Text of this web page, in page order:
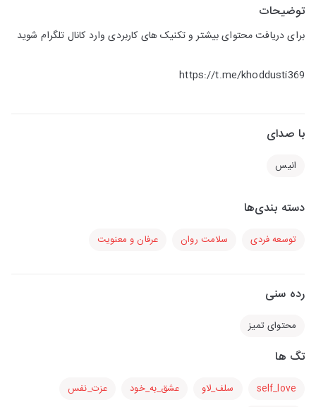
توضیحات
برای دریافت محتوای بیشتر و تکنیک های کاربردی وارد کانال تلگرام شوید
https://t.me/khoddusti369
با صدای
انیس
دسته بندی‌ها
توسعه فردی سلامت روان عرفان و معنویت
رده سنی
محتوای تمیز
تگ ها
self_love سلف_لاو عشق_به_خود
عزت_نفس